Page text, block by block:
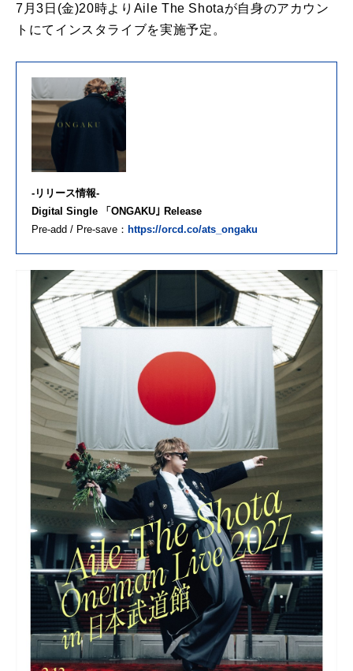
7月3日(金)20時よりAile The Shotaが自身のアカウン
トにてインスタライブを実施予定。
-リリース情報-
Digital Single 「ONGAKU｣ Release
Pre-add / Pre-save： https://orcd.co/ats_ongaku